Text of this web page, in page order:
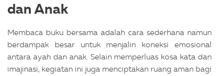
dan Anak
Membaca buku bersama adalah cara sederhana namun
berdampak besar untuk menjalin koneksi emosional
antara ayah dan anak. Selain memperluas kosa kata dan
imajinasi, kegiatan ini juga menciptakan ruang aman bagi